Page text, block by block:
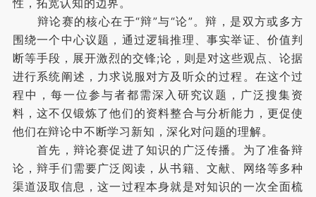
性，拓宽认知的边界。
辩论赛的核心在于“辩”与“论”。辩，是双方或多方
围绕一个中心议题，通过逻辑推理、事实举证、价值判
断等手段，展开激烈的交锋;论，则是对这些观点、论据
进行系统阐述，力求说服对方及听众的过程。在这个过
程中，每一位参与者都需深入研究议题，广泛搜集资
料，这不仅锻炼了他们的资料整合与分析能力，更促使
他们在辩论中不断学习新知，深化对问题的理解。
首先，辩论赛促进了知识的广泛传播。为了准备辩
论，辩手们需要广泛阅读，从书籍、文献、网络等多种
渠道汲取信息，这一过程本身就是对知识的一次全面梳